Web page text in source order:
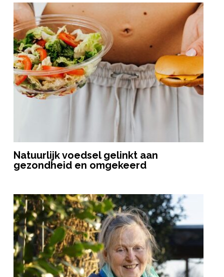
Natuurlijk voedsel gelinkt aan
gezondheid en omgekeerd